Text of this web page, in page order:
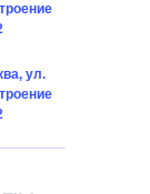
ул.